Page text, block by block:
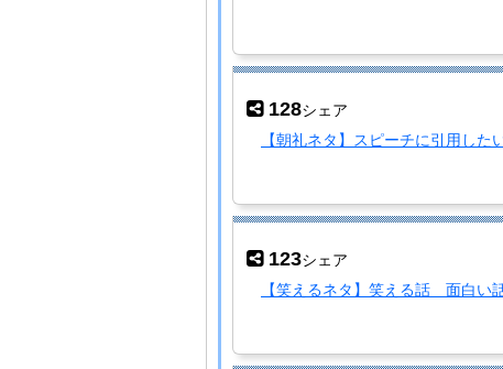
128シェア
【朝礼ネタ】スピーチに引用した
123シェア
【笑えるネタ】笑える話 面白い